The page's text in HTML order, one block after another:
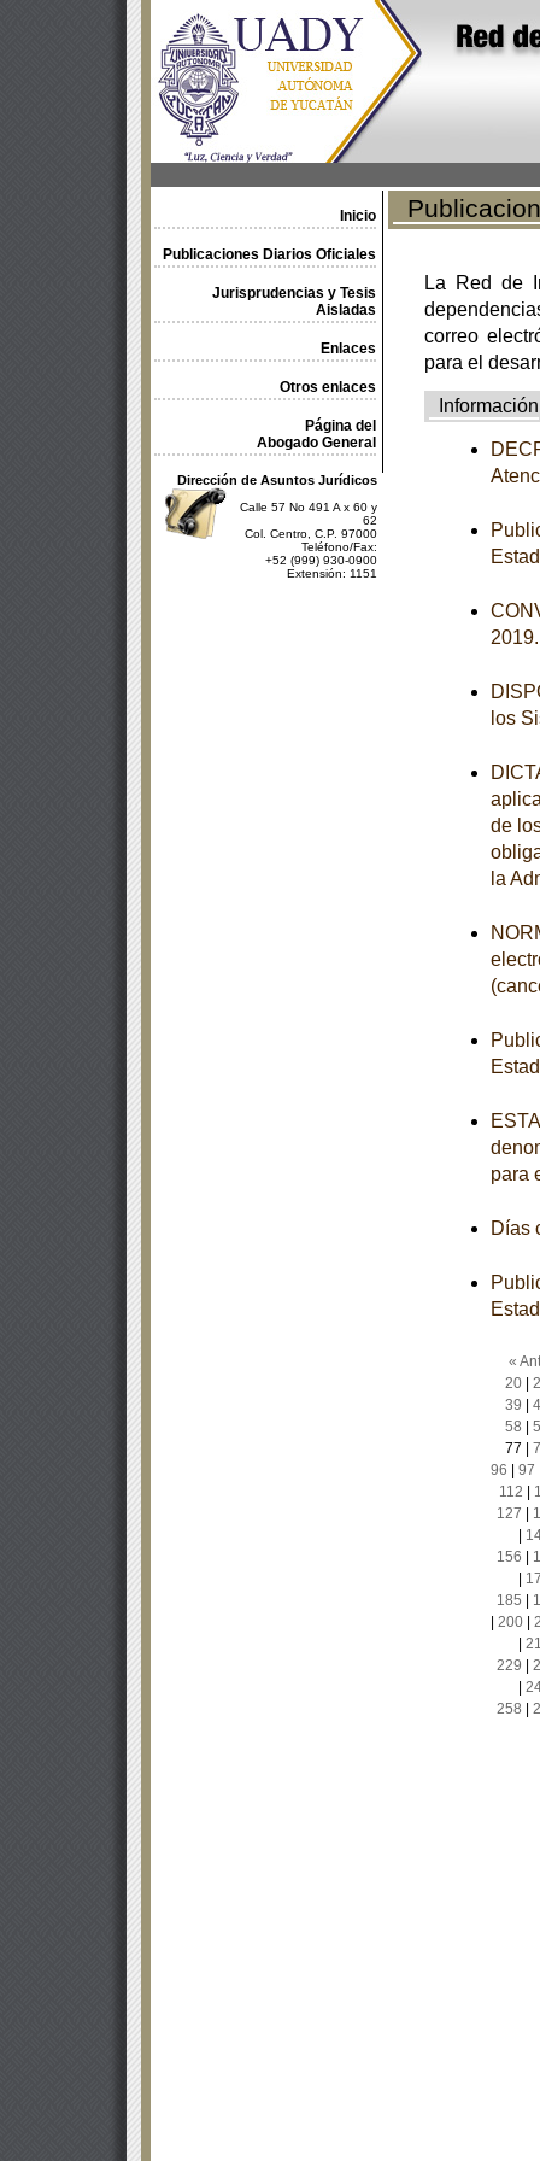
Inicio
Publicaciones Diarios Oficiales
Jurisprudencias y Tesis
Aisladas
Enlaces
Otros enlaces
Página del
Abogado General
Dirección de Asuntos Jurídicos
Calle 57 No 491 A x 60 y
62
Col. Centro, C.P. 97000
Teléfono/Fax:
+52 (999) 930-0900
Extensión: 1151
La Red de
correo
para el
Información
los
de
la
para
Días
«
20|
39
58
77
96
97
112
127
156
185
200|
229
258